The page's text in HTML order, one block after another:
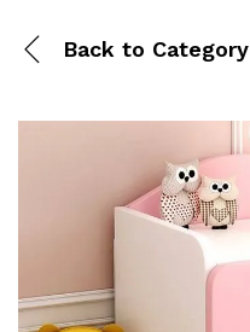
Back to Category